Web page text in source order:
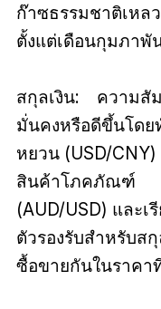
ก๊าซธรรมชาติเห
ตั้งแต่เดือนกุมภาพั
สกุลเงิน: ความสั
มั่นคงหรือดีขึ้นโดย
หยวน (USD/
สินค้าโภคภัณฑ์
(AUD/USD) และเ
ตัวรองรับสำหรับส
ซื้อขายกันในราคา